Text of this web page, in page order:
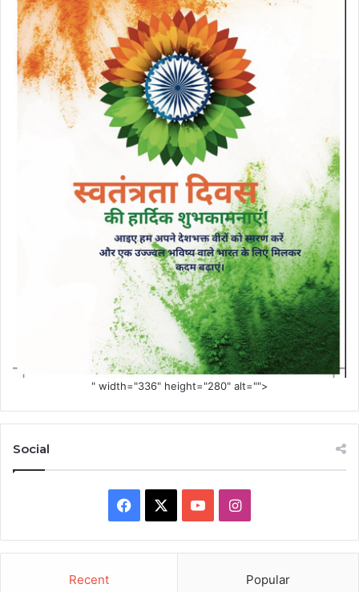
" width="336" height="280" alt="">
Social
Facebook YouTubeInstagram
Recent Popular